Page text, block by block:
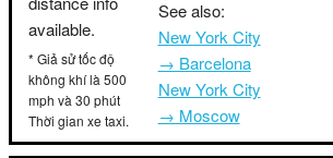
available.
* Giả sử tốc độ
không khí là 500
mph và 30 phút
Thời gian xe taxi.
See also:
New York City
→ Barcelona
New York City
→ Moscow